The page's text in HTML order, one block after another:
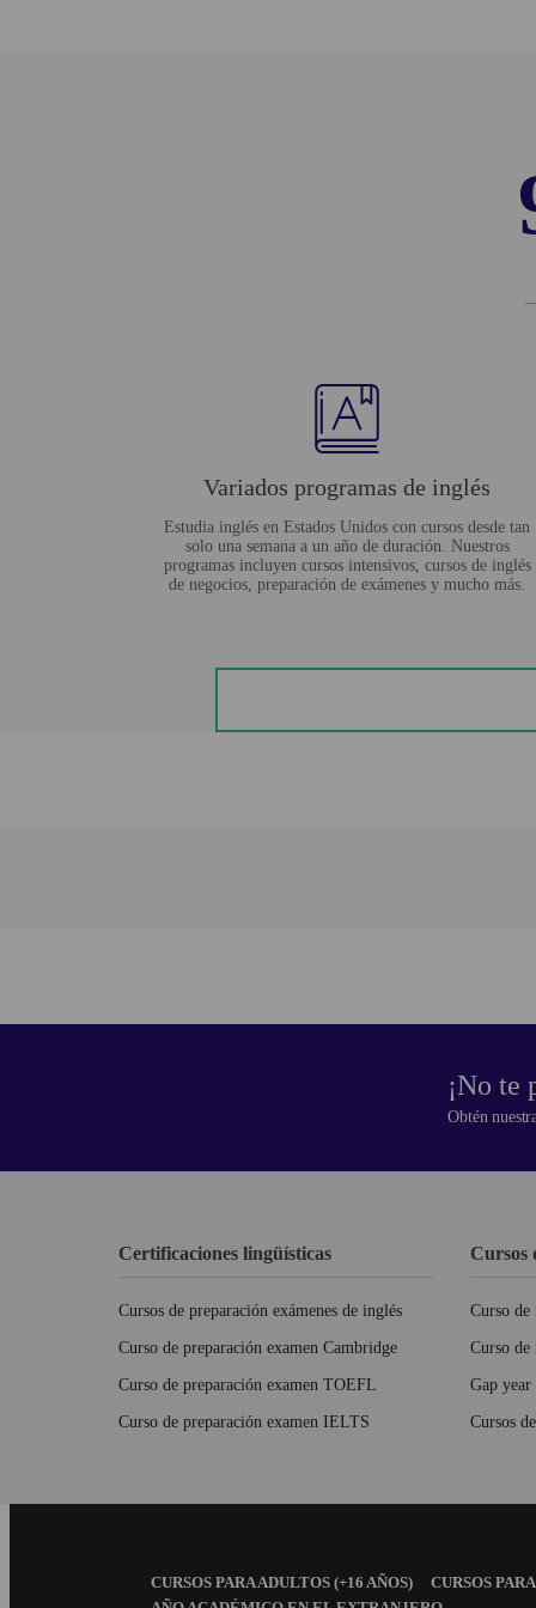
Variados programas de inglés
Estudia inglés en Estados Unidos con cursos desde tan
solo una semana a un año de duración. Nuestros
programas incluyen cursos intensivos, cursos de inglés
de negocios, preparación de exámenes y mucho más.
¡No te
Obtén
Certificaciones lingüísticas
Cursos de preparación exámenes de inglés
Curso de preparación examen Cambridge
Curso de preparación examen TOEFL
Curso de preparación examen IELTS
Cursos
Curso de
Curso de
Gap
Cursos
FooterCURSOS PARA ADULTOS (+16 AÑOS) CURSOS